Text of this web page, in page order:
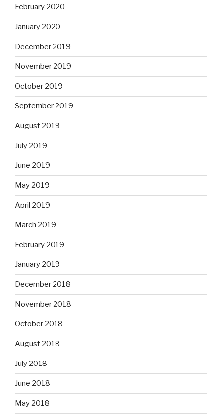
February 2020
January 2020
December 2019
November 2019
October 2019
September 2019
August 2019
July 2019
June 2019
May 2019
April 2019
March 2019
February 2019
January 2019
December 2018
November 2018
October 2018
August 2018
July 2018
June 2018
May 2018